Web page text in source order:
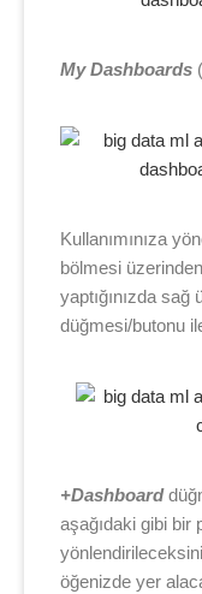
My Dashboards (
Kullanımınıza
bölmesi üzerinden
yaptığınızda
düğmesi/butonu
+Dashboard
aşağıdaki gibi bir
öğenizde yer